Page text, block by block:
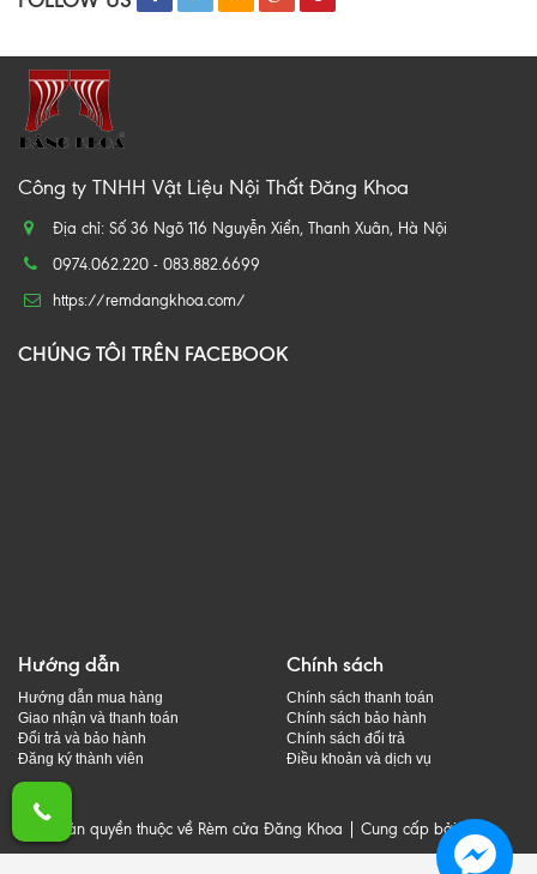
Công ty TNHH Vật Liệu Nội Thất Đăng Khoa
Địa chỉ: Số 36 Ngõ 116 Nguyễn Xiển, Thanh Xuân, Hà Nội
0974.062.220 - 083.882.6699
https://remdangkhoa.com/
CHÚNG TÔI TRÊN FACEBOOK
Hướng dẫn
Hướng dẫn mua hàng
Giao nhận và thanh toán
Đổi trả và bảo hành
Đăng ký thành viên
Chính sách
Chính sách thanh toán
Chính sách bảo hành
Chính sách đổi trả
Điều khoản và dịch vụ
© Bản quyền thuộc về Rèm cửa Đăng Khoa | Cung cấp bởi Sapo